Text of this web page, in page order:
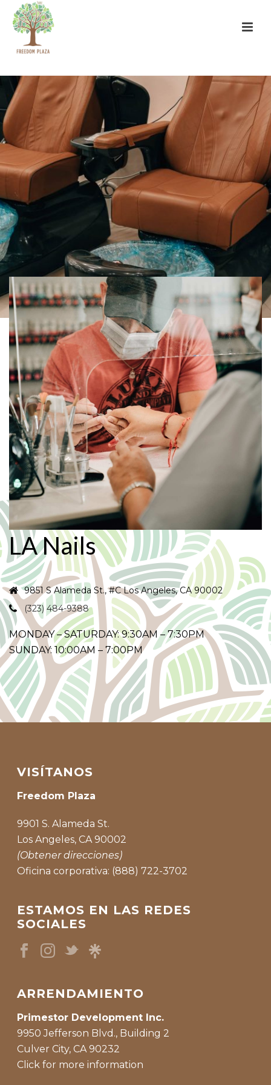
LA Nails
9851 S Alameda St., #C Los Angeles, CA 90002
(323) 484-9388
MONDAY – SATURDAY: 9:30AM – 7:30PM
SUNDAY: 10:00AM – 7:00PM
VISÍTANOS
Freedom Plaza
9901 S. Alameda St.
Los Angeles, CA 90002
(Obtener direcciones)
Oficina corporativa: (888) 722-3702
ESTAMOS EN LAS REDES
SOCIALES
ARRENDAMIENTO
Primestor Development Inc.
9950 Jefferson Blvd., Building 2
Culver City, CA 90232
Click for more information